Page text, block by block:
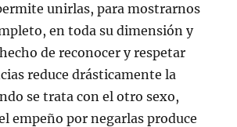
unirlas, para mostrarnos
en toda su dimensión y
de reconocer y respetar
reduce drásticamente la
se trata con el otro sexo,
empeño por negarlas produce